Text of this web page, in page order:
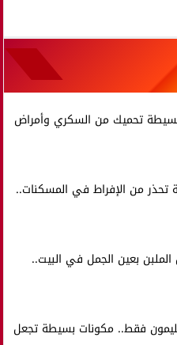
تحميك من السكري وأمراض
تحذر من الإفراط في المسكنات..
بعين الجمل في البيت..
فقط.. مكونات بسيطة تجعل